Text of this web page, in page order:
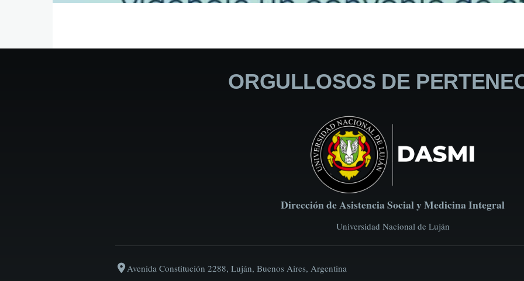
ORGULLOSOS DE
Dirección de Asistencia Social y Medicina Integral
Universidad Nacional de Luján
Avenida Constitución 2288, Luján, Buenos Aires, Argentina